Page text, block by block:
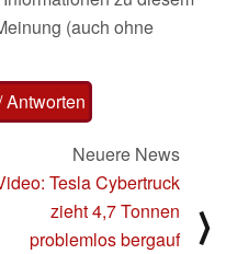
(auch ohne
Antworten
Neuere News
Tesla Cybertruck
zieht 4,7 Tonnen
problemlos bergauf
⟩